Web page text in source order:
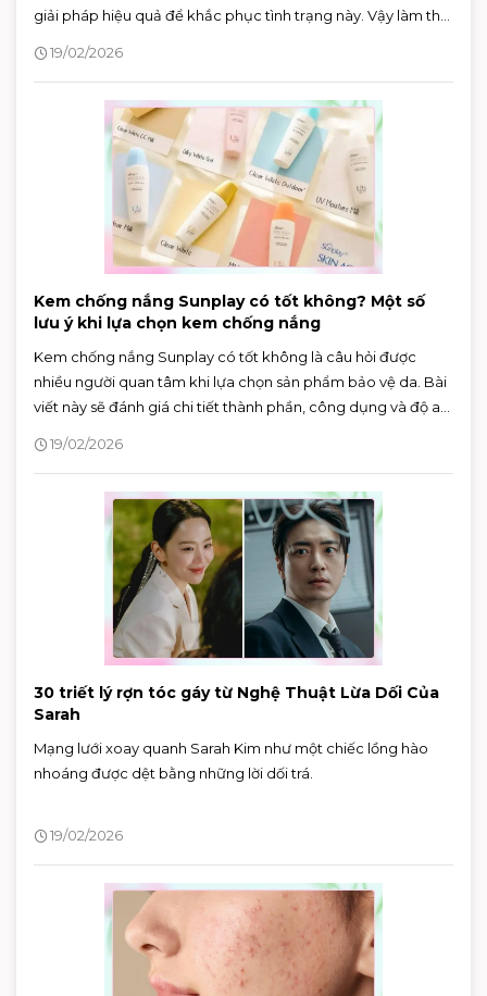
giải pháp hiệu quả để khắc phục tình trạng này. Vậy làm thế
quả?
19/02/2026
Kem chống nắng Sunplay có tốt không? Một số
lưu ý khi lựa chọn kem chống nắng
Kem chống nắng Sunplay có tốt không là câu hỏi được
nhiều người quan tâm khi lựa chọn sản phẩm bảo vệ da. Bài
viết này sẽ đánh giá chi tiết thành phần, công dụng và độ an
đưa ra quyết định phù hợp với làn da của mình.
19/02/2026
30 triết lý rợn tóc gáy từ Nghệ Thuật Lừa Dối Của
Sarah
Mạng lưới xoay quanh Sarah Kim như một chiếc lồng hào
nhoáng được dệt bằng những lời dối trá.
19/02/2026